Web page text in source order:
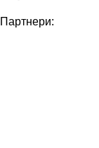
Партнери: